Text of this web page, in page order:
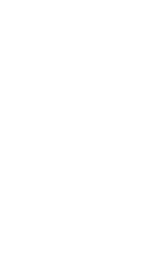
à lista de desejos